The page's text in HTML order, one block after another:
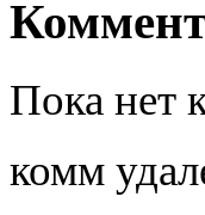
Пока нет
комм